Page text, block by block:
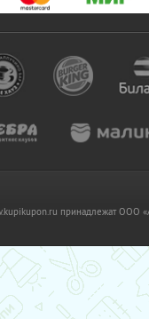
принадлежат